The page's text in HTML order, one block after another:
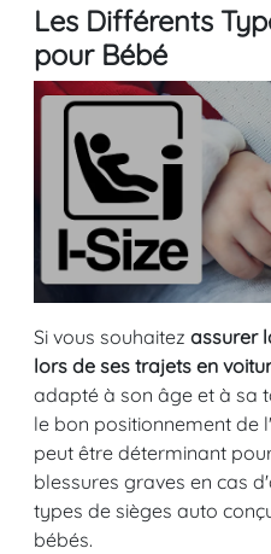
Les Différents
pour Bébé
Si vous souhaitez assurer
lors de ses trajets en
adapté à son âge et à sa
le bon positionnement de
peut être déterminant
blessures graves en cas
types de sièges auto
bébés.